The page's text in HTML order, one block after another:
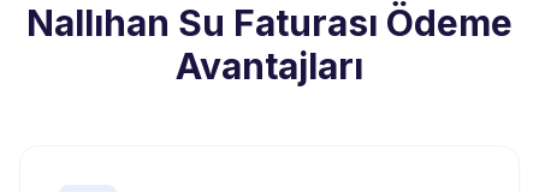
Nallıhan Su Faturası Ödeme
Avantajları